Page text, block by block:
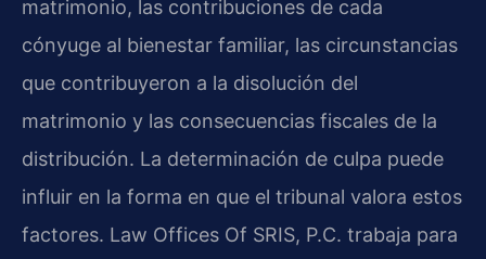
matrimonio, las contribuciones de cada
cónyuge al bienestar familiar, las circunstancias
que contribuyeron a la disolución del
matrimonio y las consecuencias fiscales de la
distribución. La determinación de culpa puede
influir en la forma en que el tribunal valora estos
factores. Law Offices Of SRIS, P.C. trabaja para